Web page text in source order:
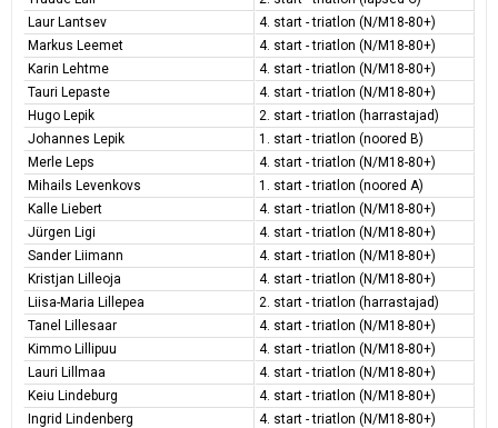
Laur Lantsev
4. start - triatlon (N/M18-80+)
Markus Leemet
4. start - triatlon (N/M18-80+)
Karin Lehtme
4. start - triatlon (N/M18-80+)
Tauri Lepaste
4. start - triatlon (N/M18-80+)
Hugo Lepik
2. start - triatlon (harrastajad)
Johannes Lepik
1. start - triatlon (noored B)
Merle Leps
4. start - triatlon (N/M18-80+)
Mihails Levenkovs
1. start - triatlon (noored A)
Kalle Liebert
4. start - triatlon (N/M18-80+)
Jürgen Ligi
4. start - triatlon (N/M18-80+)
Sander Liimann
4. start - triatlon (N/M18-80+)
Kristjan Lilleoja
4. start - triatlon (N/M18-80+)
Liisa-Maria Lillepea
2. start - triatlon (harrastajad)
Tanel Lillesaar
4. start - triatlon (N/M18-80+)
Kimmo Lillipuu
4. start - triatlon (N/M18-80+)
Lauri Lillmaa
4. start - triatlon (N/M18-80+)
Keiu Lindeburg
4. start - triatlon (N/M18-80+)
Ingrid Lindenberg
4. start - triatlon (N/M18-80+)